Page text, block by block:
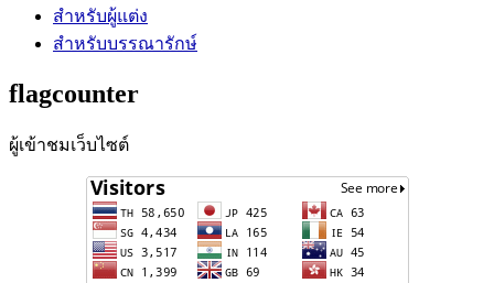
สำหรับผู้แต่ง
สำหรับบรรณารักษ์
flagcounter
ผู้เข้าชมเว็บไซต์